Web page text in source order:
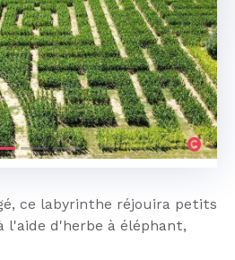
ce labyrinthe réjouira petits
l'aide d'herbe à éléphant,